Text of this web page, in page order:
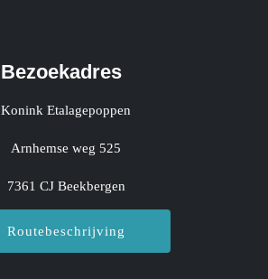
Bezoekadres
Konink Etalagepoppen
Arnhemse weg 525
7361 CJ Beekbergen
Routebeschrijving